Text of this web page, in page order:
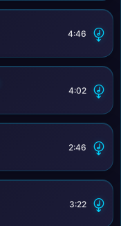
4:46
4:02
2:46
3:22